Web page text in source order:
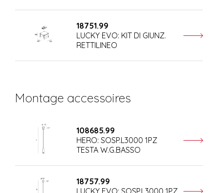
18751.99
LUCKY EVO: KIT DI GIUNZ.
RETTILINEO
Montage accessoires
108685.99
HERO: SOSP.L3000 1PZ
TESTA W.G.BASSO
18757.99
LUCKY EVO: SOSP.L3000 1PZ.